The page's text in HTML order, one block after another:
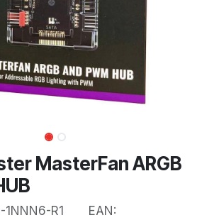
MasterFan ARGB
1NNN6-R1 EAN: